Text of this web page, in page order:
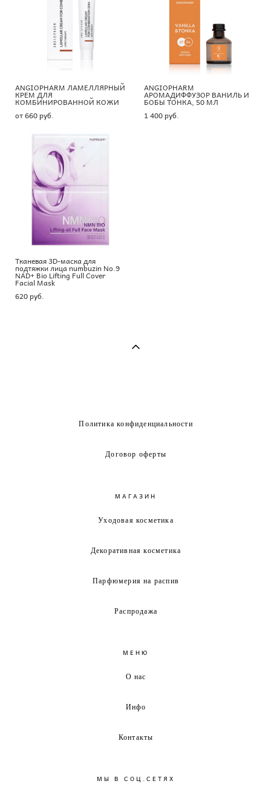
ANGIOPHARM ЛАМЕЛЛЯРНЫЙ
КРЕМ ДЛЯ
КОМБИНИРОВАННОЙ КОЖИ
от 660 pуб.
ANGIOPHARM
АРОМАДИФФУЗОР ВАНИЛЬ И
БОБЫ ТОНКА, 50 МЛ
1 400 pуб.
Тканевая 3D-маска для
подтяжки лица numbuzin No.9
NAD+ Bio Lifting Full Cover
Facial Mask
620 pуб.
Политика конфиденциальности
Договор оферты
МАГАЗИН
Уходовая косметика
Декоративная косметика
Парфюмерия на распив
Распродажа
МЕНЮ
О нас
Инфо
Контакты
МЫ В СОЦ.СЕТЯХ